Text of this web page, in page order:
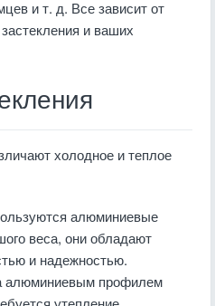
и т. д. Все зависит от
и ваших
холодное и теплое
алюминиевые
веса, они обладают
и надежностью.
алюминиевым профилем